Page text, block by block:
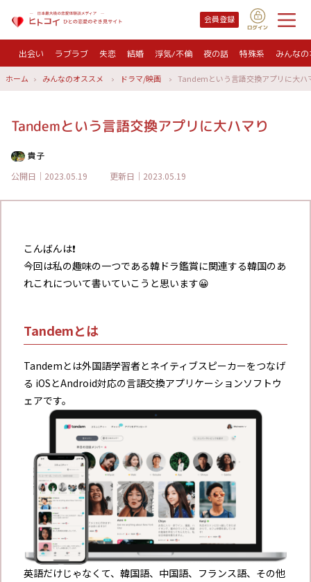
会員登録
出会い ラブラブ 失恋 結婚 浮気/不倫 夜の話 特殊系 みんな
ホーム みんなのオススメ ドラマ/映画 Tandemという言語交換アプリに大ハ
Tandemという言語交換アプリに大ハマり
貴子
公開日｜2023.05.19
更新日｜2023.05.19
こんばんは❗️
今回は私の趣味の一つである韓ドラ鑑賞に関連する韓国のあ
れこれについて書いていこうと思います😀
Tandemとは
Tandemとは外国語学習者とネイティブスピーカーをつなげ
る iOSとAndroid対応の言語交換アプリケーションソフトウ
ェアです。
英語だけじゃなくて、韓国語、中国語、フランス語、その他